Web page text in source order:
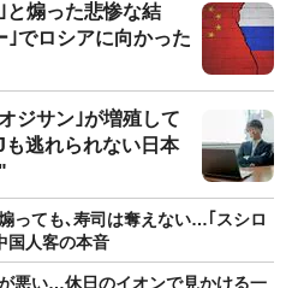
と煽った悲惨な結
でロシアに向かった
ジサン｣が増殖して
逃れられない日本
っても､寿司は奪えない…｢スシロ
国人客の本音
悪い…休日のイオンで見かける一